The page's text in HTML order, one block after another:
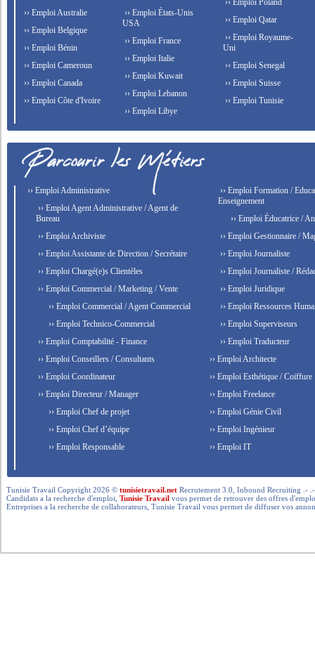
›› Emploi Australie
›› Emploi Belgique
›› Emploi Bénin
›› Emploi Cameroun
›› Emploi Canada
›› Emploi Côte d'Ivoire
›› Emploi États-Unis
USA
›› Emploi France
›› Emploi Italie
›› Emploi Kuwait
›› Emploi Lebanon
›› Emploi Libye
›› Emploi Poland
›› Emploi Qatar
›› Emploi Royaume-
Uni
›› Emploi Senegal
›› Emploi Suisse
›› Emploi Tunisie
›› Emploi Administrative
›› Emploi Agent Administrative / Agent de
Bureau
›› Emploi Archiviste
›› Emploi Assistante de Direction / Secrétaire
›› Emploi Chargé(e)s Clientèles
›› Emploi Commercial / Marketing / Vente
›› Emploi Commercial / Agent Commercial
›› Emploi Technico-Commercial
›› Emploi Comptabilité - Finance
›› Emploi Conseillers / Consultants
›› Emploi Coordinateur
›› Emploi Directeur / Manager
›› Emploi Chef de projet
›› Emploi Chef d’équipe
›› Emploi Responsable
›› Emploi Formation /
Enseignement
›› Emploi Éducatrice /
›› Emploi Gestionnaire /
›› Emploi Journaliste
›› Emploi Journaliste /
›› Emploi Juridique
›› Emploi Ressources
›› Emploi Superviseurs
›› Emploi Traducteur
›› Emploi Architecte
›› Emploi Esthétique / Coiffure
›› Emploi Freelance
›› Emploi Génie Civil
›› Emploi Ingénieur
›› Emploi IT
Tunisie Travail Copyright 2026 ©tunisietravail.net Recrutement 3.0, Inbound Recruiting .-
Candidats a la recherche d'emploi,Tunisie Travail vous permet de retrouver des offres
Entreprises a la recherche de collaborateurs, Tunisie Travail vous permet de diffuser vos